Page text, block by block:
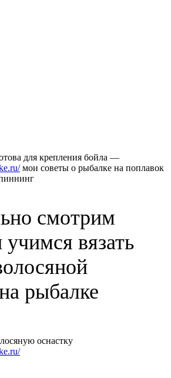
для крепления бойла —
мои советы о рыбалке на поплавок
смотрим
вязать
рыбалке
оснастку